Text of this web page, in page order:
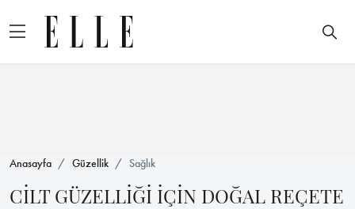
Anasayfa Güzellik Sağlık
CİLT GÜZELLİĞİ İÇİN DOĞAL REÇETE